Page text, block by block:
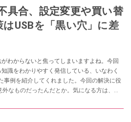
具合、設定変更や買い替
USBを「黒い穴」に差
わからないと焦ってしまいますよね。今回
識をわかりやすく発信している、いなわく
事例を紹介してくれました。今回の解決に役
なものだったんだとか。気になる方は、ぜ